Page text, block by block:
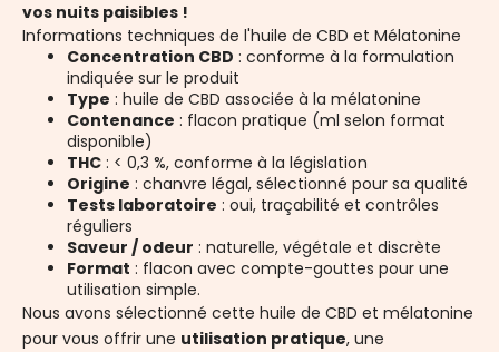
vos nuits paisibles !
Informations techniques de l'huile de CBD et Mélatonine
Concentration CBD : conforme à la formulation
indiquée sur le produit
Type : huile de CBD associée à la mélatonine
Contenance : flacon pratique (ml selon format
disponible)
THC : < 0,3 %, conforme à la législation
Origine : chanvre légal, sélectionné pour sa qualité
Tests laboratoire : oui, traçabilité et contrôles
réguliers
Saveur / odeur : naturelle, végétale et discrète
Format : flacon avec compte-gouttes pour une
utilisation simple.
Nous avons sélectionné cette huile de CBD et mélatonine
pour vous offrir une utilisation pratique, une